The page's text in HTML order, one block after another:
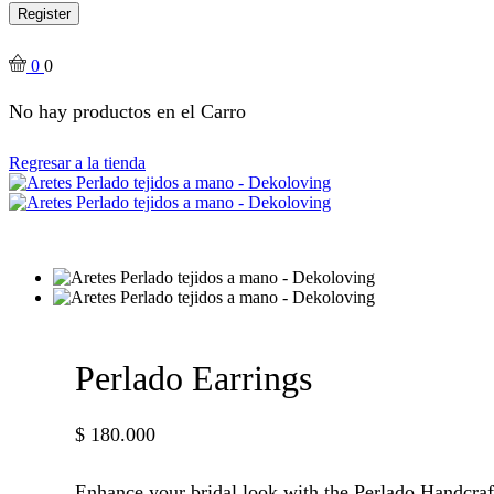
Register
0 0
No hay productos en el Carro
Regresar a la tienda
Perlado Earrings
$ 180.000